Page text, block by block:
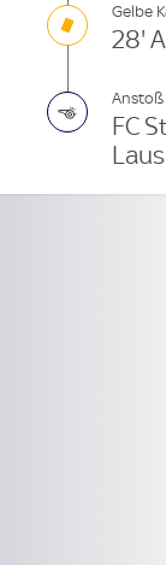
Gelbe
28'
Anstoß
FC